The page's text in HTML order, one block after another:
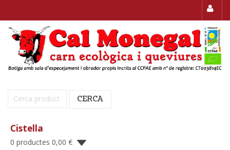
Cerca: CERCA
Cistella
0 productes 0,00 €